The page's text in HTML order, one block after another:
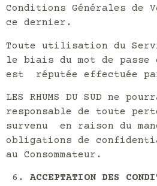
Conditions Générales de
ce dernier.
Toute utilisation du
le biais du mot de passe
est réputée effectuée
LES RHUMS DU SUD ne
responsable de toute perte
survenu en raison du
obligations de
au Consommateur.
ACCEPTATION DES